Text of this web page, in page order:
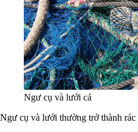
Ngư cụ và lưới cá
Ngư cụ và lưới thường trở thành